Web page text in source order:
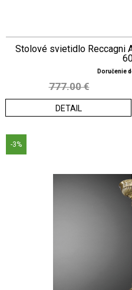
Stolové svietidlo Reccagni
Doručenie
777.00 €
DETAIL
-3%